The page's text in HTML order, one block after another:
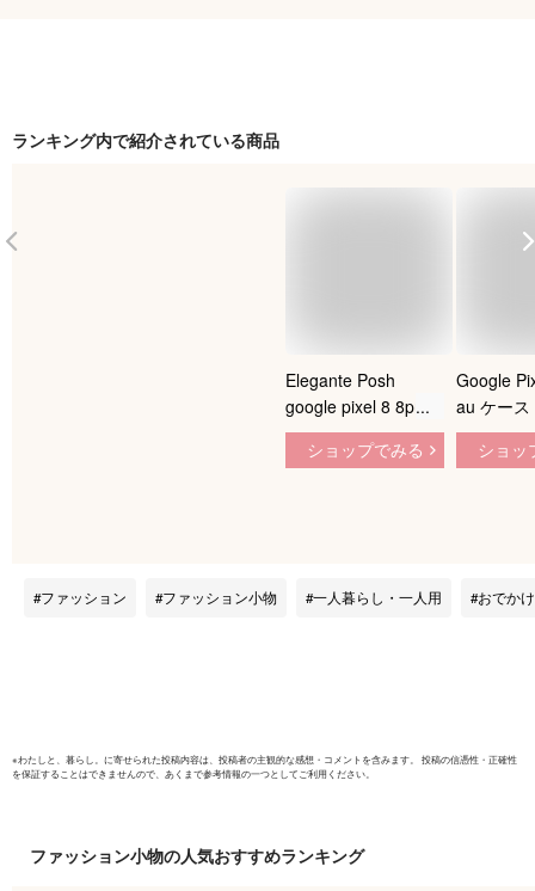
ランキング内で紹介されている商品
Elegante Posh
google pixel 8 8pro
ケース google pixel
7a 7 ケース google
ース 本革 くすみカ
ショップでみる
Google
au ケー
し 手帳型
ース ス
ショッ
ファッション ファッション小物 一人暮らし・一人用 おでかけ
※わたしと、暮らし。 に寄せられた投稿内容は、投稿者の主観的な感想・コメントを含みます。 投稿の信憑性・正確性
を保証することはできませんので、あくまで参考情報の一つとしてご利用ください。
ファッション小物の人気おすすめランキング